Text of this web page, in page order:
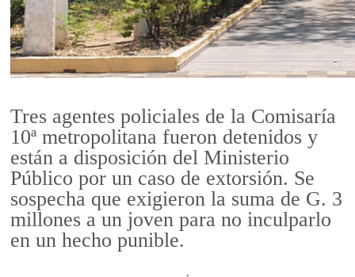
Tres agentes policiales de la Comisaría
10ª metropolitana fueron detenidos y
están a disposición del Ministerio
Público por un caso de extorsión. Se
sospecha que exigieron la suma de G. 3
millones a un joven para no inculparlo
en un hecho punible.